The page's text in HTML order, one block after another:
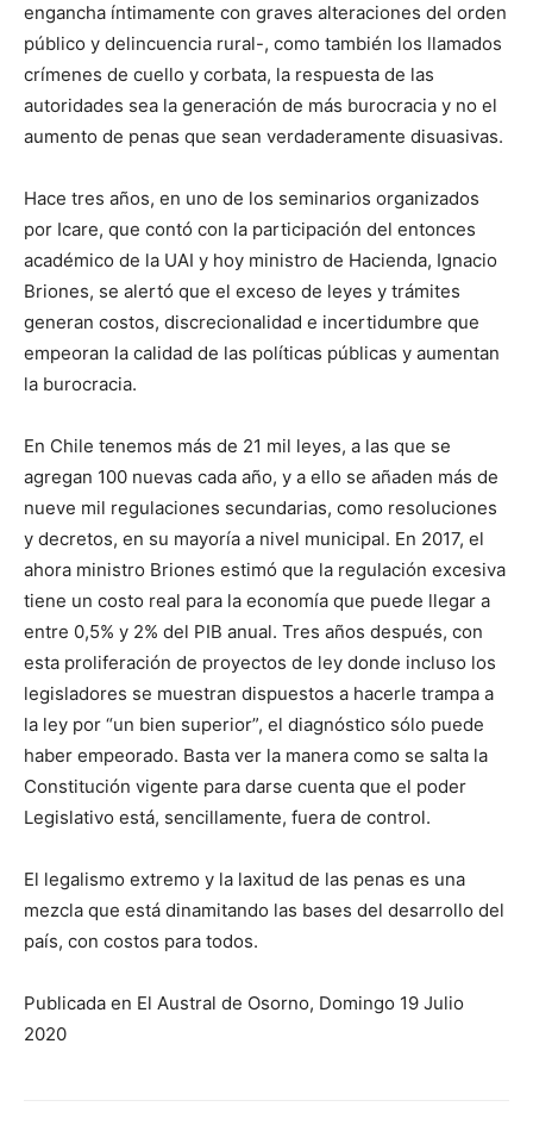
engancha íntimamente con graves alteraciones del orden
público y delincuencia rural-, como también los llamados
crímenes de cuello y corbata, la respuesta de las
autoridades sea la generación de más burocracia y no el
aumento de penas que sean verdaderamente disuasivas.
Hace tres años, en uno de los seminarios organizados
por Icare, que contó con la participación del entonces
académico de la UAI y hoy ministro de Hacienda, Ignacio
Briones, se alertó que el exceso de leyes y trámites
generan costos, discrecionalidad e incertidumbre que
empeoran la calidad de las políticas públicas y aumentan
la burocracia.
En Chile tenemos más de 21 mil leyes, a las que se
agregan 100 nuevas cada año, y a ello se añaden más de
nueve mil regulaciones secundarias, como resoluciones
y decretos, en su mayoría a nivel municipal. En 2017, el
ahora ministro Briones estimó que la regulación excesiva
tiene un costo real para la economía que puede llegar a
entre 0,5% y 2% del PIB anual. Tres años después, con
esta proliferación de proyectos de ley donde incluso los
legisladores se muestran dispuestos a hacerle trampa a
la ley por “un bien superior”, el diagnóstico sólo puede
haber empeorado. Basta ver la manera como se salta la
Constitución vigente para darse cuenta que el poder
Legislativo está, sencillamente, fuera de control.
El legalismo extremo y la laxitud de las penas es una
mezcla que está dinamitando las bases del desarrollo del
país, con costos para todos.
Publicada en El Austral de Osorno, Domingo 19 Julio
2020